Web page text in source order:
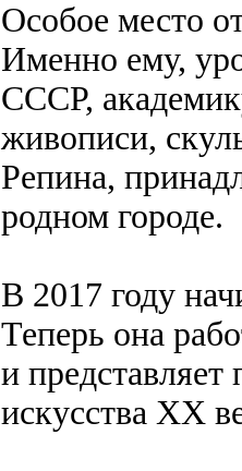
Особое место
Именно ему,
СССР,
живописи,
Репина,
родном городе.
В 2017 году
Теперь она
и
искусства XX